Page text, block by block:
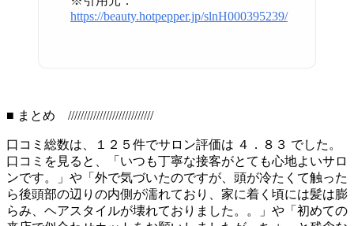
https://beauty.hotpepper.jp/slnH000395239/
■ まとめ ///////////////////////////
口コミ総数は、１２５件でサロン評価は ４．８３ でした。
口コミを見ると、「いつも丁寧な接客がとても心地よいサロ
ンです。」や「外で気づいたのですが、頭が冷たくて触った
ら後頭部の辺りの内側が濡れており、家に着く頃には髪は膨
らみ、ヘアスタイルが壊れておりました。。」や「初めての